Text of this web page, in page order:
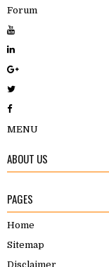
Forum
MENU
ABOUT US
PAGES
Home
Sitemap
Disclaimer